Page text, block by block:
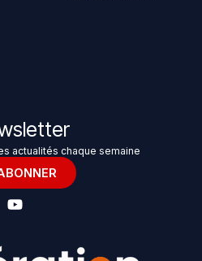
actualités chaque semaine